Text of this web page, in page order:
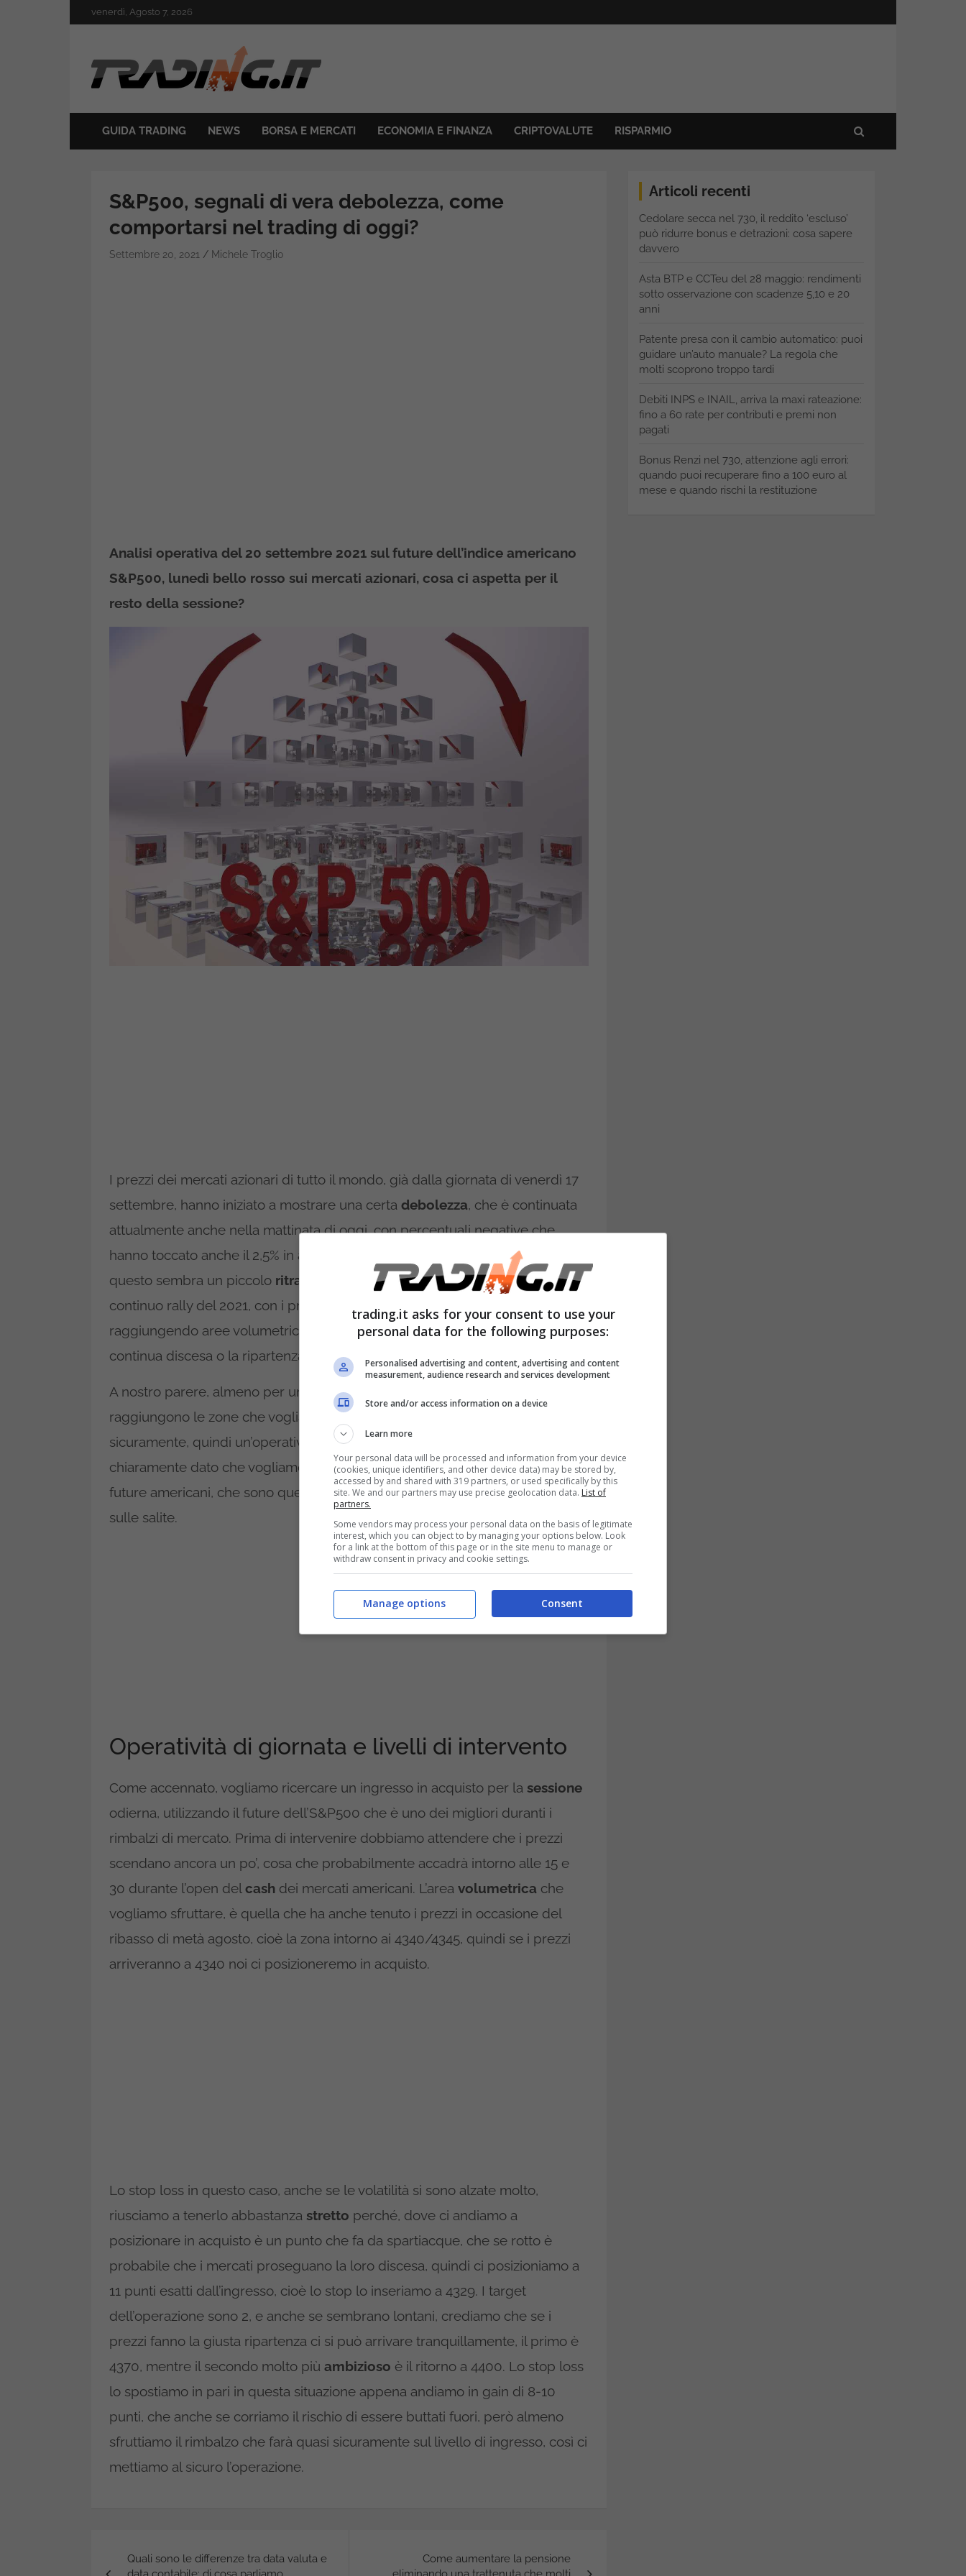
to
venerdì, Agosto 7, 2026
Trading.it
GUIDA TRADING NEWS BORSA E MERCATI ECONOMIA E FINANZA CRIPTOVALUTE RISPARMIO
S&P500, segnali di vera debolezza, come
comportarsi nel trading di oggi?
Settembre 20, 2021 Michele Troglio
Analisi operativa del 20 settembre 2021 sul future dell’indice americano
S&P500, lunedì bello rosso sui mercati azionari, cosa ci aspetta per il
resto della sessione?
I prezzi dei mercati azionari di tutto il mondo, già dalla giornata di venerdì 17
settembre, hanno iniziato a mostrare una certa debolezza, che è continuata
attualmente anche nella mattinata di oggi, con percentuali negative che
hanno toccato anche il 2,5% in alcuni casi o situazioni. Momentaneamente
questo sembra un piccolo ritracciamento
tecnico, che era fisiologico dopo il
continuo rally del 2021, con i prezzi che tra le altre cose stanno
raggiungendo aree volumetriche che faranno da spartiacque tra una
continua discesa o la ripartenza dei prezzi.
A nostro parere, almeno per un’operatività di breve termine, se i prezzi
raggiungono le zone che vogliamo
sfruttare
sicuramente, quindi un’operatività long per la giornata si può ricercare,
chiaramente dato che vogliamo lavorare in acquisto, ci siamofocalizzatisui
future americani, che sono quelli con maggiore forza esplosiva sui rimbalzi e
sulle salite.
Operatività di giornata e livelli di intervento
Come accennato, vogliamo ricercare un ingresso in acquisto per la sessione
odierna, utilizzando il future dell’S&P500 che è uno dei migliori duranti i
rimbalzi di mercato. Prima di intervenire dobbiamo attendere che i prezzi
scendano ancora un po’, cosa che probabilmente accadrà intorno alle 15 e
30 durante l’open del cash dei mercati americani. L’area volumetrica che
vogliamo sfruttare, è quella che ha anche tenuto i prezzi in occasione del
ribasso di metà agosto, cioè la zona intorno ai 4340/4345, quindi se i prezzi
arriveranno a 4340 noi ci posizioneremo in acquisto.
Lo stop loss in questo caso, anche se le volatilità si sono alzate molto,
riusciamo a tenerlo abbastanza stretto perché, dove ci andiamo a
posizionare in acquisto è un punto che fa da spartiacque, che se rotto è
probabile che i mercati proseguano la loro discesa, quindi ci posizioniamo a
11 punti esatti dall’ingresso, cioè lo stop lo inseriamo a 4329. I target
dell’operazione sono 2, e anche se sembrano lontani, crediamo che se i
prezzi fanno la giusta ripartenza ci si può arrivare tranquillamente, il primo è
4370, mentre il secondo molto più ambizioso è il ritorno a 4400. Lo stop loss
lo spostiamo in pari in questa situazione appena andiamo in gain di 8-10
punti, che anche se corriamo il rischio di essere buttati fuori, però almeno
sfruttiamo il rimbalzo che farà quasi sicuramente sul livello di ingresso, così ci
mettiamo al sicuro l’operazione.
Quali sono le differenze tra data valuta e
Come aumentare la pensione
Articoli recenti
Cedolare secca nel 730, il reddito ‘escluso’
può ridurre bonus e detrazioni: cosa sapere
davvero
Asta BTP e CCTeu del 28 maggio: rendimenti
sotto osservazione con scadenze 5,10 e 20
anni
Patente presa con il cambio automatico: puoi
guidare un’auto manuale? La regola che
molti scoprono troppo tardi
Debiti INPS e INAIL, arriva la maxi rateazione:
fino a 60 rate per contributi e premi non
pagati
Bonus Renzi nel 730, attenzione agli errori:
quando puoi recuperare fino a 100 euro al
mese e quando rischi la restituzione
trading.it asks for your consent to use your
personal data for the following purposes:
Personalised advertising and content, advertising and content
measurement, audience research and services development
Store and/or access information on a device
Learn more
Your personal data will be processed and information from your device
(cookies, unique identifiers, and other device data) may be stored by,
accessed by and shared with 319 partners, or used specifically by this
site. We and our partners may use precise geolocation data. List of
partners.
Some vendors may process your personal data on the basis of legitimate
interest, which you can object to by managing your options below. Look
for a link at the bottom of this page or in the site menu to manage or
withdraw consent in privacy and cookie settings.
Consent
Manage options